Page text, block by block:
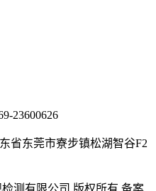
23600626
省东莞市寮步镇松湖智谷F2